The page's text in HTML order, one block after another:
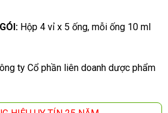
Hộp 4 vỉ x 5 ống, mỗi ống 10 ml
ty Cổ phần liên doanh dược phẩm